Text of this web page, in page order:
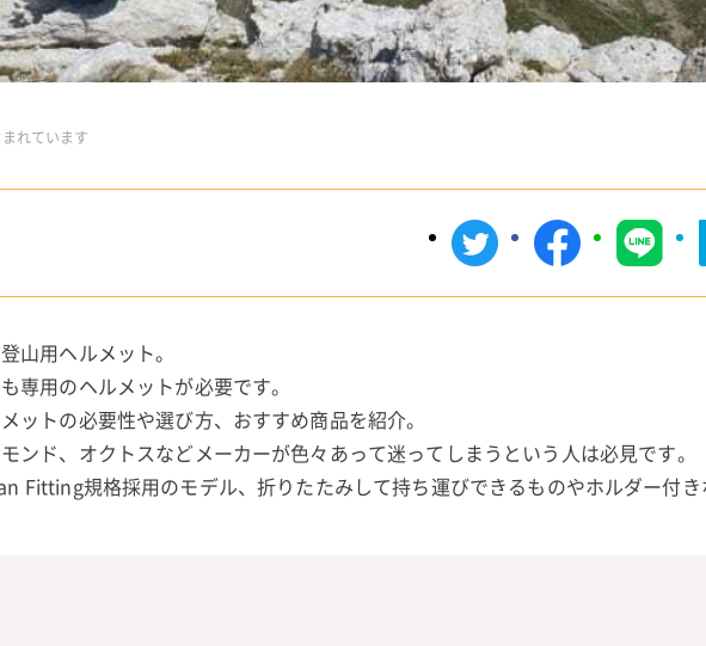
れています
山用ヘルメット。
専用のヘルメットが必要です。
ットの必要性や選び方、おすすめ商品を紹介。
ンド、オクトスなどメーカーが色々あって迷ってしまうという人は必見です。
Fitting規格採用のモデル、折りたたみして持ち運びできるものやホルダー付き